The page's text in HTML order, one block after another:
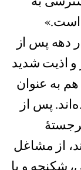
است.»
طی چهار دهه پس از
و اذیت شدید
به عنوان
پس از
از مشاغل